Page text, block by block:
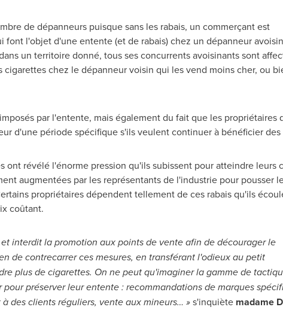
de dépanneurs puisque sans les rabais, un commerçant est
l'objet d'une entente (et de rabais) chez un dépanneur
un territoire donné, tous ses concurrents avoisinants sont
chez le dépanneur voisin qui les vend moins cher, ou
par l'entente, mais également du fait que les propriétaires
d'une période spécifique s'ils veulent continuer à bénéficier des
ont révélé l'énorme pression qu'ils subissent pour atteindre leurs
augmentées par les représentants de l'industrie pour pousser
propriétaires dépendent tellement de ces rabais qu'ils
coûtant.
interdit la promotion aux points de vente afin de décourager le
de contrecarrer ces mesures, en transférant l'odieux au petit
plus de cigarettes. On ne peut qu'imaginer la gamme de
préserver leur entente : recommandations de marques
des clients réguliers, vente aux mineurs… »s'inquiète madame